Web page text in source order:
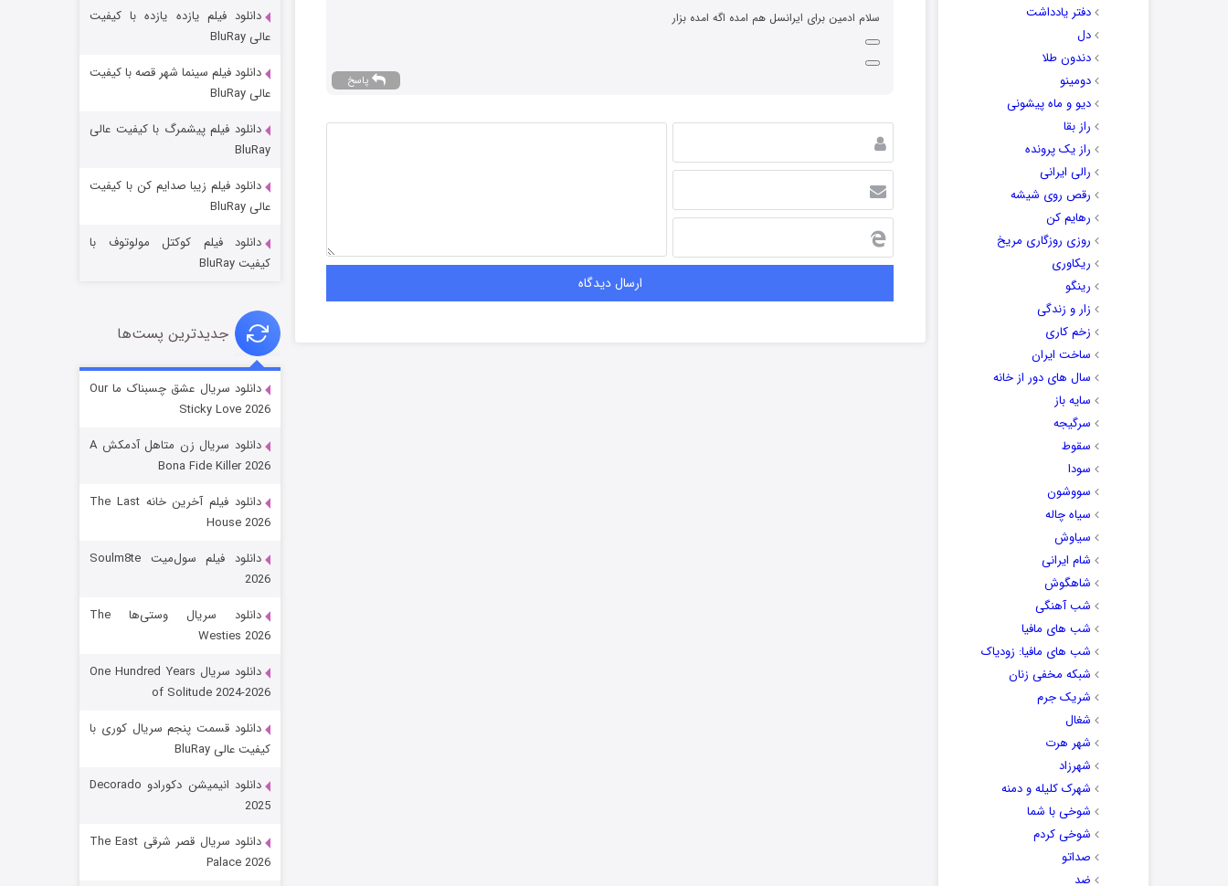
دفتر یادداشت
دل
دندون طلا
دومینو
دیو و ماه پیشونی
راز بقا
راز یک پرونده
رالی ایرانی
رقص روی شیشه
رهایم کن
روزی روزگاری مریخ
ریکاوری
رینگو
زار و زندگی
زخم کاری
ساخت ایران
سال های دور از خانه
سایه باز
سرگیجه
سقوط
سودا
سووشون
سیاه چاله
سیاوش
شام ایرانی
شاهگوش
شب آهنگی
شب های مافیا
شب های مافیا: زودیاک
شبکه مخفی زنان
شریک جرم
شغال
شهر هرت
شهرزاد
شهرک کلیله و دمنه
شوخی با شما
شوخی کردم
صداتو
ضد
سلام ادمین برای ایرانسل هم امده اگه امده بزار
پاسخ
عملیات آپارتمان
قسمت2 (زیرنویس)
شکست استوارت در نجات جهان
قسمت7 (زیرنویس)
دانلود فیلم یازده یازده با کیفیت
عالی BluRay
دانلود فیلم سینما شهر قصه با کیفیت
عالی BluRay
دانلود فیلم پیشمرگ با کیفیت عالی
BluRay
دانلود فیلم زیبا صدایم کن با کیفیت
عالی BluRay
دانلود فیلم کوکتل مولوتوف با
کیفیت BluRay
جدیدترین پست‌ها
دانلود سریال عشق چسبناک ما Our
Sticky Love 2026
دانلود سریال زن متاهل آدمکش A
Bona Fide Killer 2026
دانلود فیلم آخرین خانه The Last
House 2026
دانلود فیلم سول‌میت Soulm8te
2026
دانلود سریال وستی‌ها The
Westies 2026
دانلود سریال One Hundred Years
of Solitude 2024-2026
دانلود قسمت پنجم سریال کوری با
کیفیت عالی BluRay
دانلود انیمیشن دکورادو Decorado
2025
دانلود سریال قصر شرقی The East
Palace 2026